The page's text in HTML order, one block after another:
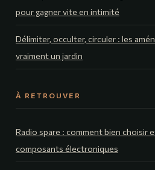
pour gagner vite en intimité
Délimiter, occulter, circuler : les
vraiment un jardin
À RETROUVER
Radio spare : comment bien choisir
composants électroniques